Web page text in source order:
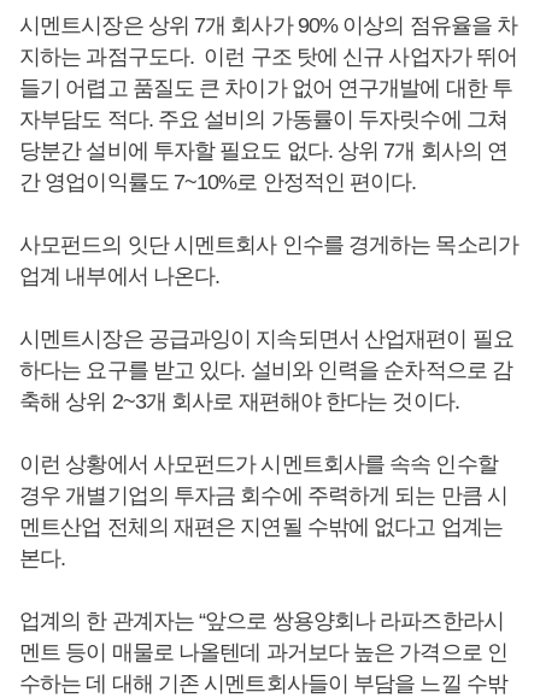
시멘트시장은 상위 7개 회사가 90% 이상의 점유율을 차
지하는 과점구도다. 이런 구조 탓에 신규 사업자가 뛰어
들기 어렵고 품질도 큰 차이가 없어 연구개발에 대한 투
자부담도 적다. 주요 설비의 가동률이 두자릿수에 그쳐
당분간 설비에 투자할 필요도 없다. 상위 7개 회사의 연
간 영업이익률도 7~10%로 안정적인 편이다.
사모펀드의 잇단 시멘트회사 인수를 경게하는 목소리가
업계 내부에서 나온다.
시멘트시장은 공급과잉이 지속되면서 산업재편이 필요
하다는 요구를 받고 있다. 설비와 인력을 순차적으로 감
축해 상위 2~3개 회사로 재편해야 한다는 것이다.
이런 상황에서 사모펀드가 시멘트회사를 속속 인수할
경우 개별기업의 투자금 회수에 주력하게 되는 만큼 시
멘트산업 전체의 재편은 지연될 수밖에 없다고 업계는
본다.
업계의 한 관계자는 “앞으로 쌍용양회나 라파즈한라시
멘트 등이 매물로 나올텐데 과거보다 높은 가격으로 인
수하는 데 대해 기존 시멘트회사들이 부담을 느낄 수밖